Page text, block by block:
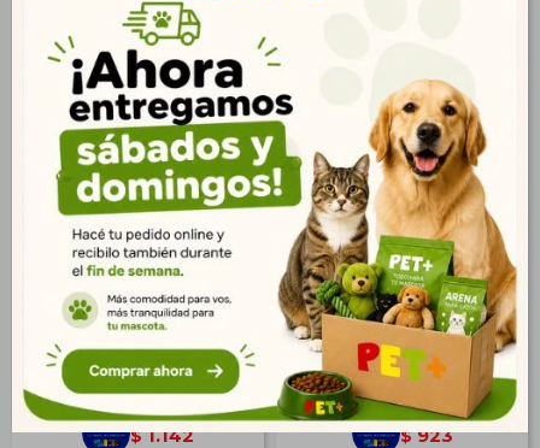
Acá No Jarra 1 Lt.
1.410
$ 1.019
$ 1.142
Acá No Extra Fuerte 400
ml
$ 1.139
$ 823
$ 923